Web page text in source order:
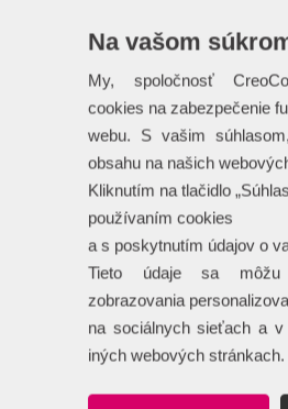
Na vašom
My, spoločnosť
cookies na zabezpečenie
webu. S vašim
obsahu na našich
Kliknutím na tlačidlo
používaním cookies
a s poskytnutím údajov o
Tieto údaje sa
zobrazovania
na sociálnych sieťach a
iných webových stránkach.